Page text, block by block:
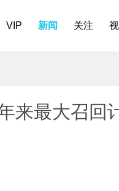
VIP 新闻 关注
来最大召回